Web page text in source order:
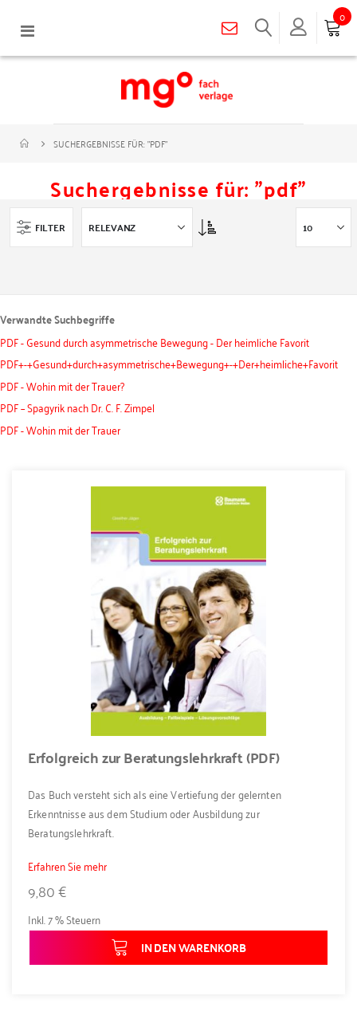
Navigation
0
SUCHERGEBNISSE FÜR: "PDF"
Suchergebnisse für: "pdf"
FILTER Asc
Verwandte Suchbegriffe
PDF - Gesund durch asymmetrische Bewegung - Der heimliche Favorit
PDF+-+Gesund+durch+asymmetrische+Bewegung+-+Der+heimliche+Favorit
PDF - Wohin mit der Trauer?
PDF – Spagyrik nach Dr. C. F. Zimpel
PDF - Wohin mit der Trauer
Erfolgreich zur Beratungslehrkraft (PDF)
Das Buch versteht sich als eine Vertiefung der gelernten
Erkenntnisse aus dem Studium oder Ausbildung zur
Beratungslehrkraft.
Erfahren Sie mehr
9,80 €
Inkl. 7 % Steuern
IN DEN WARENKORB